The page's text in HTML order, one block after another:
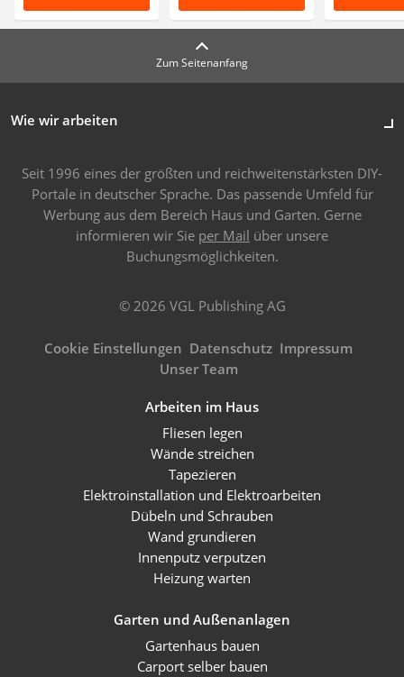
Zum Seitenanfang
Wie wir arbeiten
Seit 1996 eines der größten und reichweitenstärksten DIY-
Portale in deutscher Sprache. Das passende Umfeld für
Werbung aus dem Bereich Haus und Garten. Gerne
informieren wir Sie per Mail über unsere
Buchungsmöglichkeiten.
© 2026 VGL Publishing AG
Cookie Einstellungen Datenschutz Impressum
Unser Team
Arbeiten im Haus
Fliesen legen
Wände streichen
Tapezieren
Elektroinstallation und Elektroarbeiten
Dübeln und Schrauben
Wand grundieren
Innenputz verputzen
Heizung warten
Garten und Außenanlagen
Gartenhaus bauen
Carport selber bauen